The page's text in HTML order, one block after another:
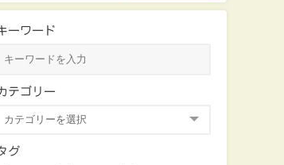
ーワード
テゴリー
グ